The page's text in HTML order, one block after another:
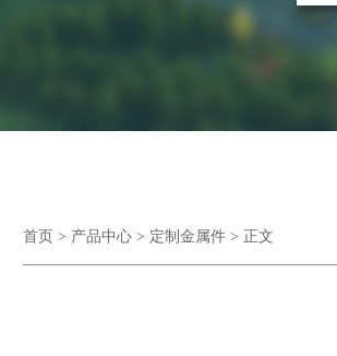
首页 > 产品中心 > 定制金属件 > 正文